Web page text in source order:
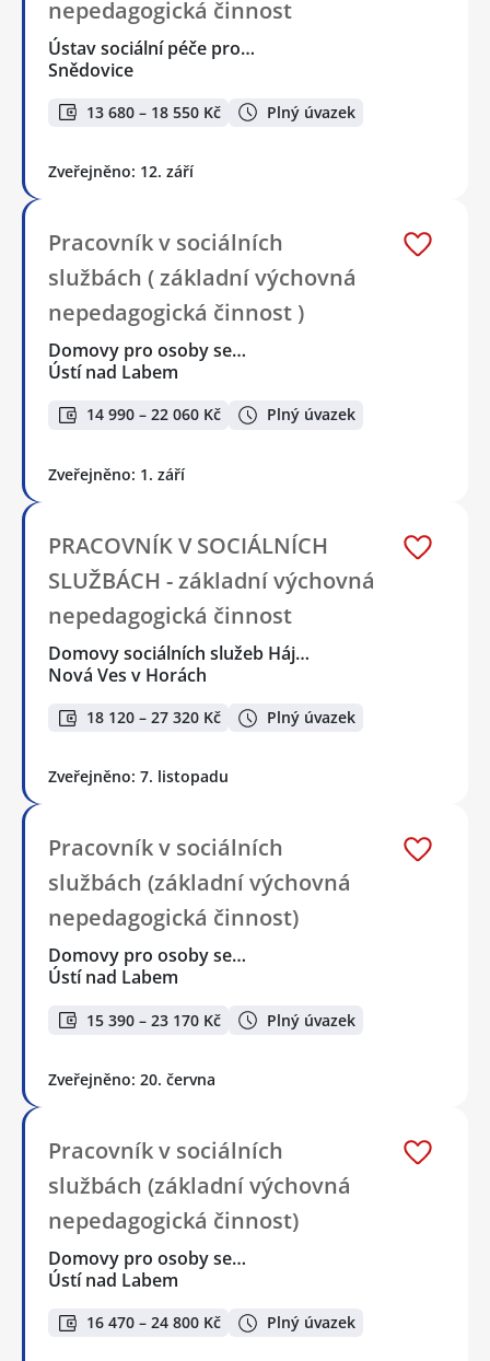
nepedagogická činnost
Ústav sociální péče pro…
Snědovice
13 680 – 18 550 Kč Plný úvazek
Zveřejněno: 12. září
Pracovník v sociálních
službách ( základní výchovná
nepedagogická činnost )
Domovy pro osoby se…
Ústí nad Labem
14 990 – 22 060 Kč Plný úvazek
Zveřejněno: 1. září
PRACOVNÍK V SOCIÁLNÍCH
SLUŽBÁCH - základní výchovná
nepedagogická činnost
Domovy sociálních služeb Háj…
Nová Ves v Horách
18 120 – 27 320 Kč Plný úvazek
Zveřejněno: 7. listopadu
Pracovník v sociálních
službách (základní výchovná
nepedagogická činnost)
Domovy pro osoby se…
Ústí nad Labem
15 390 – 23 170 Kč Plný úvazek
Zveřejněno: 20. června
Pracovník v sociálních
službách (základní výchovná
nepedagogická činnost)
Domovy pro osoby se…
Ústí nad Labem
16 470 – 24 800 Kč Plný úvazek